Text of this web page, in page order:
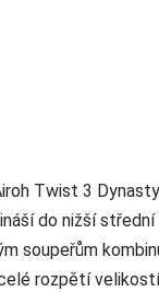
Twist 3
do nižší
soupeřům
rozpětí